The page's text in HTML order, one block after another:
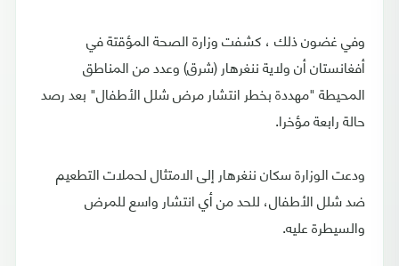
وفي غضون ذلك ، كشفت وزارة الصحة المؤقتة في
أفغانستان أن ولاية ننغرهار (شرق) وعدد من المناطق
المحيطة "مهددة بخطر انتشار مرض شلل الأطفال" بعد رصد
حالة رابعة مؤخرا.
ودعت الوزارة سكان ننغرهار إلى الامتثال لحملات التطعيم
ضد شلل الأطفال، للحد من أي انتشار واسع للمرض
والسيطرة عليه.